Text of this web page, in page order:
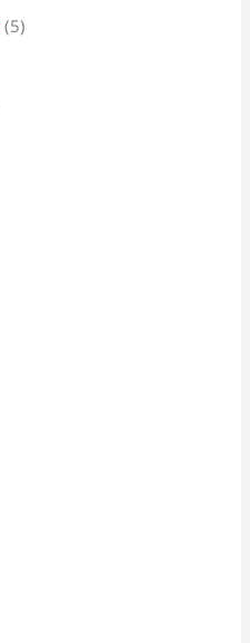
(5)